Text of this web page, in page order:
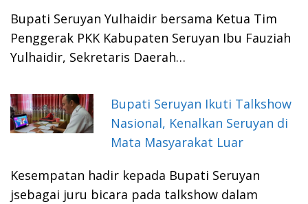
Bupati Seruyan Yulhaidir bersama Ketua Tim
Penggerak PKK Kabupaten Seruyan Ibu Fauziah
Yulhaidir, Sekretaris Daerah…
Bupati Seruyan Ikuti Talkshow
Nasional, Kenalkan Seruyan di
Mata Masyarakat Luar
Kesempatan hadir kepada Bupati Seruyan
jsebagai juru bicara pada talkshow dalam